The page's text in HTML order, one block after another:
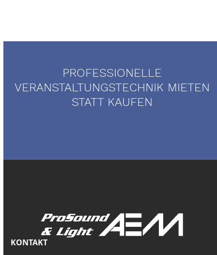
PROFESSIONELLE
VERANSTALTUNGSTECHNIK MIETEN
STATT KAUFEN
KONTAKT